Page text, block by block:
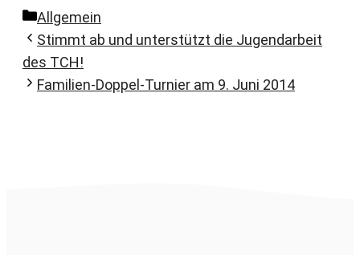
Kategorien
Allgemein
Stimmt ab und unterstützt die Jugendarbeit
des TCH!
Familien-Doppel-Turnier am 9. Juni 2014